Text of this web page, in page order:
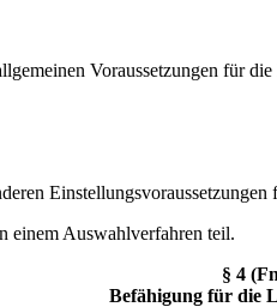
Voraussetzungen für
einem Auswahlverfahren teil.
§ 4 (Fn
Befähigung für die